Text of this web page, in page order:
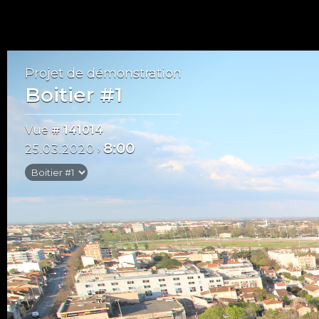
Projet de démonstration
Boitier #1
Vue # 141014
25.03.2020 › 8:00
Mai 2020